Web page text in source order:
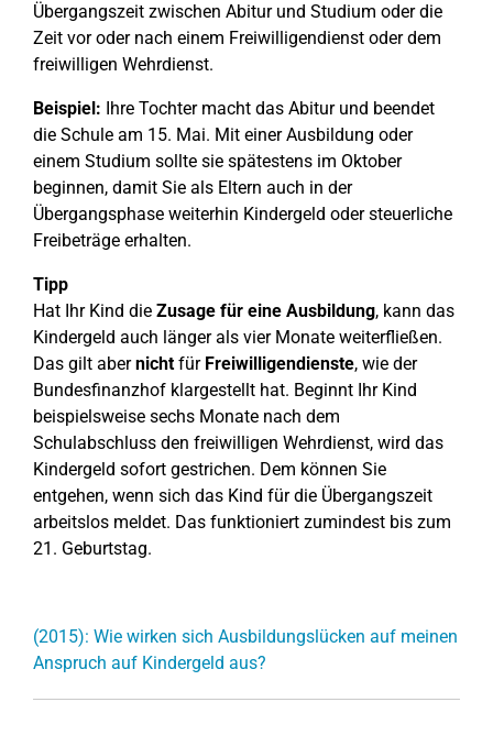
Übergangszeit zwischen Abitur und Studium oder die
Zeit vor oder nach einem Freiwilligendienst oder dem
freiwilligen Wehrdienst.
Beispiel: Ihre Tochter macht das Abitur und beendet
die Schule am 15. Mai. Mit einer Ausbildung oder
einem Studium sollte sie spätestens im Oktober
beginnen, damit Sie als Eltern auch in der
Übergangsphase weiterhin Kindergeld oder steuerliche
Freibeträge erhalten.
Tipp
Hat Ihr Kind die Zusage für eine Ausbildung, kann das
Kindergeld auch länger als vier Monate weiterfließen.
Das gilt abernichtfür Freiwilligendienste, wie der
Bundesfinanzhof klargestellt hat. Beginnt Ihr Kind
beispielsweise sechs Monate nach dem
Schulabschluss den freiwilligen Wehrdienst, wird das
Kindergeld sofort gestrichen. Dem können Sie
entgehen, wenn sich das Kind für die Übergangszeit
arbeitslos meldet. Das funktioniert zumindest bis zum
21. Geburtstag.
(2015): Wie wirken sich Ausbildungslücken auf meinen
Anspruch auf Kindergeld aus?